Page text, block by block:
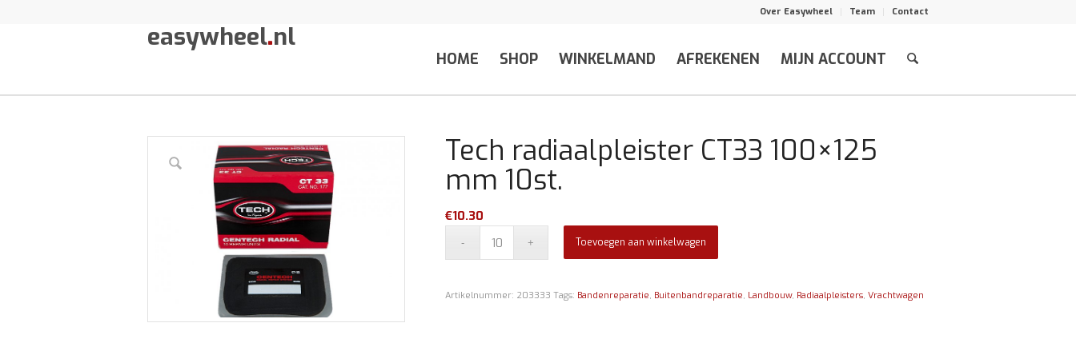
Over Easywheel Team Contact
easywheel.nl
HOME SHOP WINKELMAND AFREKENEN MIJN ACCOUNT
Tech radiaalpleister CT33 100×125
mm 10st.
€10.30
Toevoegen aan winkelwagen
Artikelnummer: 203333 Tags: Bandenreparatie, Buitenbandreparatie, Landbouw, Radiaalpleisters,Vrachtwagen